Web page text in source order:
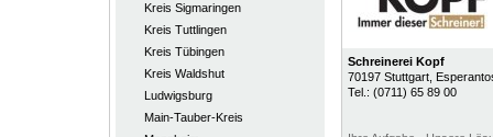
Kreis Sigmaringen
Kreis Tuttlingen
Kreis Tübingen
Kreis Waldshut
Ludwigsburg
Main-Tauber-Kreis
Schreinerei Kopf
70197 Stuttgart,
Tel.: (0711) 65 89 00